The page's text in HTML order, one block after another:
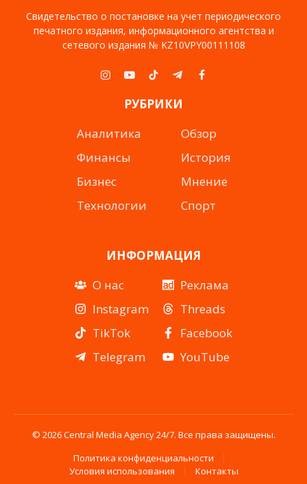
Свидетельство о постановке на учет периодического
печатного издания, информационного агентства и
сетевого издания № KZ10VPY00111108
Instagram
YouTubeTikTokTelegramFacebook
РУБРИКИ
Аналитика
Финансы
Бизнес
Технологии
Обзор
История
Мнение
Спорт
ИНФОРМАЦИЯ
О нас
Instagram
TikTok
Telegram
Реклама
Threads
Facebook
YouTube
© 2026 Central Media Agency 24/7. Все права защищены.
Политика конфиденциальности
Условия использования
Контакты